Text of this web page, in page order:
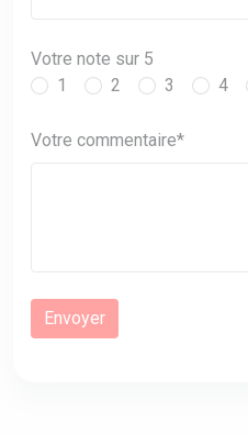
Votre note sur 5
1
2 3 4
Votre commentaire*